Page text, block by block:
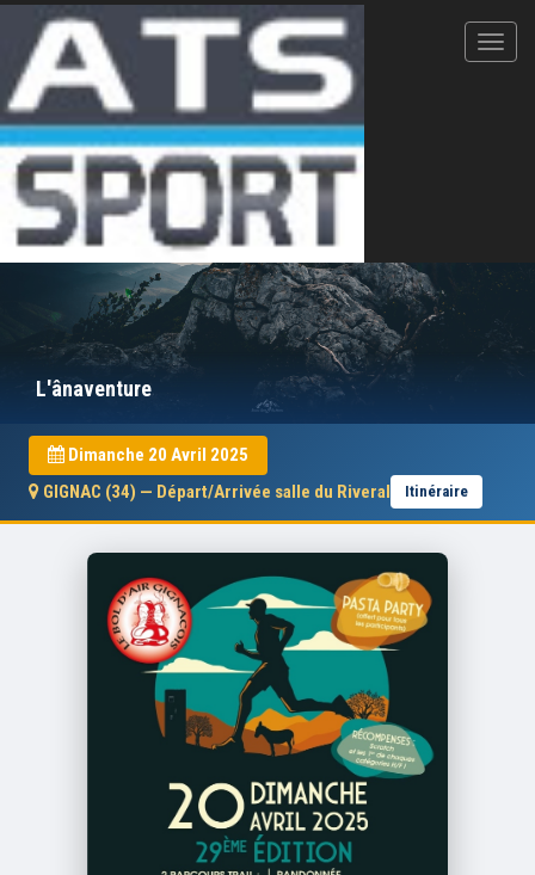
L'ânaventure
Dimanche 20 Avril 2025
GIGNAC (34) — Départ/Arrivée salle du Riveral
Itinéraire